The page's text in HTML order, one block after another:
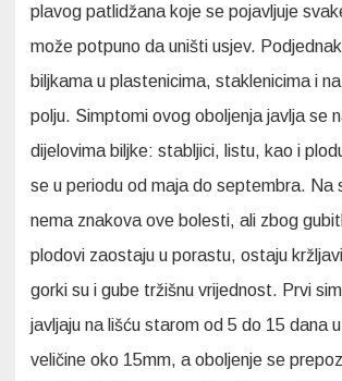
plavog patlidžana koje se pojavljuje
može potpuno da uništi usjev.
biljkama u plastenicima, staklenicima i
polju. Simptomi ovog oboljenja javlja se
dijelovima biljke: stabljici, listu, kao i
se u periodu od maja do septembra. Na
nema znakova ove bolesti, ali zbog
plodovi zaostaju u porastu, ostaju
gorki su i gube tržišnu vrijednost. Prvi
javljaju na lišću starom od 5 do 15 dana
veličine oko 15mm, a oboljenje se